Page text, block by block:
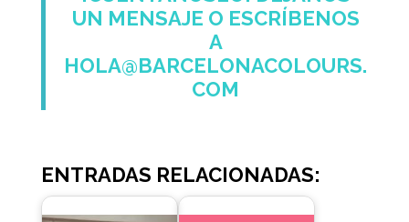
UN MENSAJE O ESCRÍBENOS
A
HOLA@BARCELONACOLOURS.
COM
ENTRADAS RELACIONADAS: